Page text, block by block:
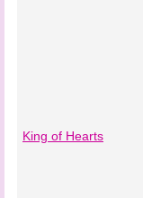
King of Hearts